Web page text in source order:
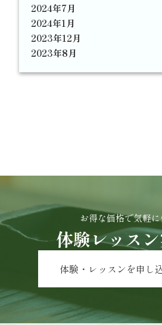
2024年7月
2024年1月
2023年12月
2023年8月
お得な価格で気軽に
体験レッス
体験・レッスンを申し